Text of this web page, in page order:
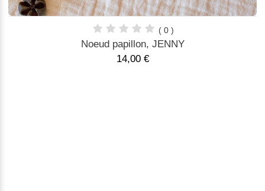
( 0 )
Noeud papillon, JENNY
14,00 €